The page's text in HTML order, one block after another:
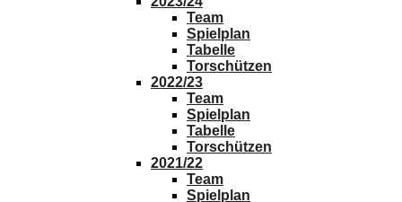
Team
Spielplan
Tabelle
Torschützen
2022/23
Team
Spielplan
Tabelle
Torschützen
2021/22
Team
Spielplan